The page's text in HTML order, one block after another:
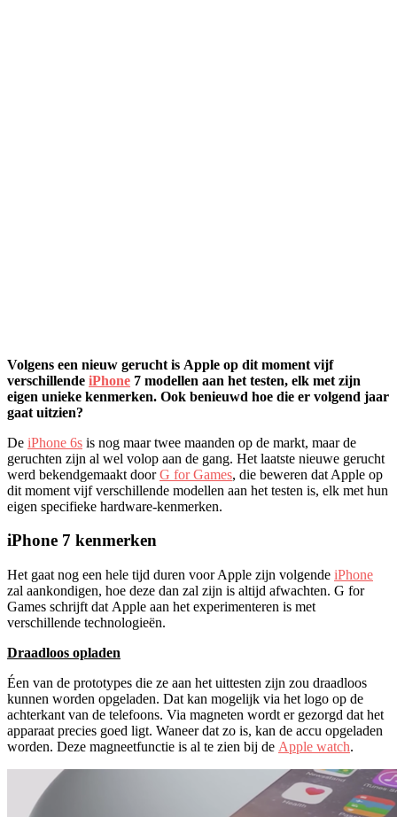
Volgens een nieuw gerucht is Apple op dit moment vijf
verschillende iPhone 7 modellen aan het testen, elk met zijn
eigen unieke kenmerken. Ook benieuwd hoe die er volgend jaar
gaat uitzien?
De iPhone 6s is nog maar twee maanden op de markt, maar de
geruchten zijn al wel volop aan de gang. Het laatste nieuwe gerucht
werd bekendgemaakt doorG for Games, die beweren dat Apple op
dit moment vijf verschillende modellen aan het testen is, elk met hun
eigen specifieke hardware-kenmerken.
iPhone 7 kenmerken
Het gaat nog een hele tijd duren voor Apple zijn volgende iPhone
zal aankondigen, hoe deze dan zal zijn is altijd afwachten. G for
Games schrijft dat Apple aan het experimenteren is met
verschillende technologieën.
Draadloos opladen
Éen van de prototypes die ze aan het uittesten zijn zou draadloos
kunnen worden opgeladen. Dat kan mogelijk via het logo op de
achterkant van de telefoons. Via magneten wordt er gezorgd dat het
apparaat precies goed ligt. Waneer dat zo is, kan de accu opgeladen
worden. Deze magneetfunctie is al te zien bij de Apple watch.